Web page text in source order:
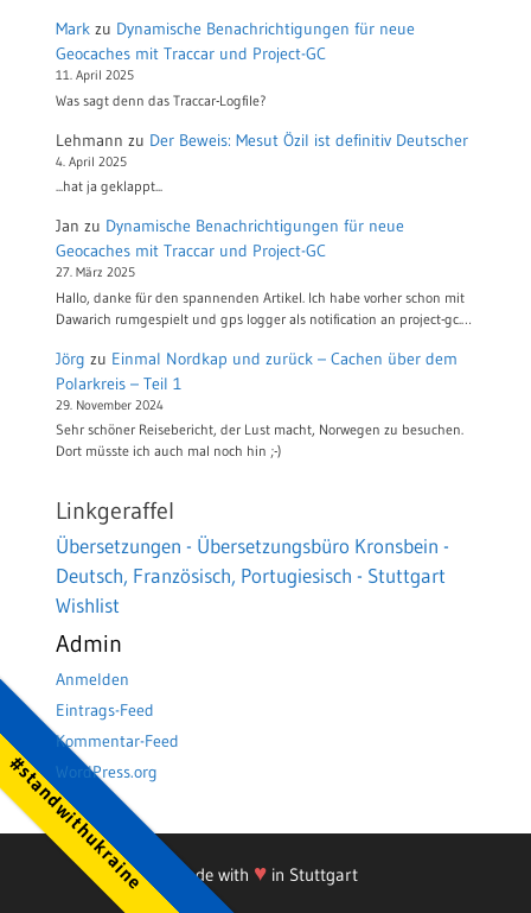
#standwithukraine
Mark zu Dynamische Benachrichtigungen für neue
Geocaches mit Traccar und Project-GC
11. April 2025
Was sagt denn das Traccar-Logfile?
Lehmann zu Der Beweis: Mesut Özil ist definitiv Deutscher
4. April 2025
...hat ja geklappt...
Jan zu Dynamische Benachrichtigungen für neue
Geocaches mit Traccar und Project-GC
27. März 2025
Hallo, danke für den spannenden Artikel. Ich habe vorher schon mit
Dawarich rumgespielt und gps logger als notification an project-gc.…
Jörg zu Einmal Nordkap und zurück – Cachen über dem
Polarkreis – Teil 1
29. November 2024
Sehr schöner Reisebericht, der Lust macht, Norwegen zu besuchen.
Dort müsste ich auch mal noch hin ;-)
Linkgeraffel
Übersetzungen - Übersetzungsbüro Kronsbein -
Deutsch, Französisch, Portugiesisch - Stuttgart
Wishlist
Admin
Anmelden
Eintrags-Feed
Kommentar-Feed
WordPress.org
Made with ♥ in Stuttgart